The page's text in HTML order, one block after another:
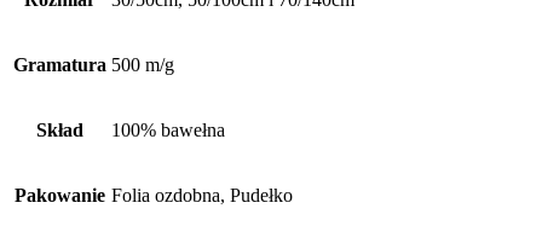
Gramatura 500 m/g
Skład 100% bawełna
Pakowanie Folia ozdobna, Pudełko